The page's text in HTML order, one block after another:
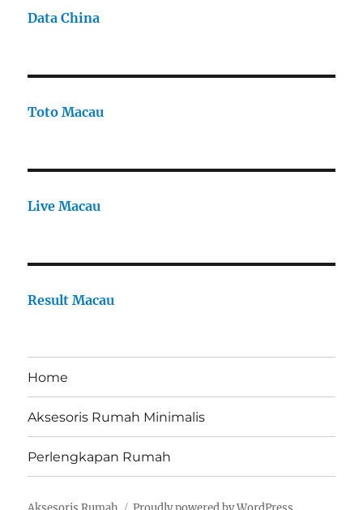
Data China
Toto Macau
Live Macau
Result Macau
Home
Aksesoris Rumah Minimalis
Perlengkapan Rumah